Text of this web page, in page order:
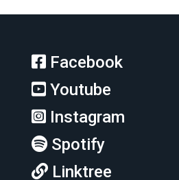
Facebook
Youtube
Instagram
Spotify
Linktree